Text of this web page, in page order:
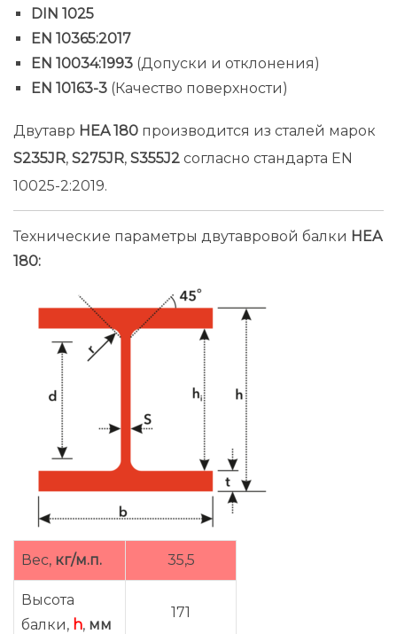
DIN 1025
EN 10365:2017
EN 10034:1993 (Допуски и отклонения)
EN 10163-3 (Качество поверхности)
Двутавр HEA 180 производится из сталей марок
S235JR, S275JR, S355J2 согласно стандарта EN
10025-2:2019.
Технические параметры двутавровой балки HEA
180:
Вес, кг/м.п. 35,5
Высота
балки, h, мм
171